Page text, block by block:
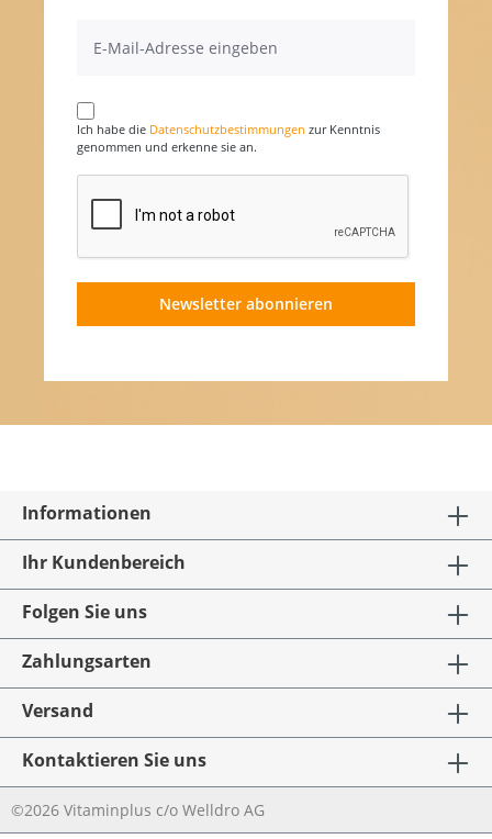
Ich habe die Datenschutzbestimmungen zur Kenntnis
genommen und erkenne sie an.
Newsletter abonnieren
Informationen
Ihr Kundenbereich
Folgen Sie uns
Zahlungsarten
Versand
Kontaktieren Sie uns
©2026 Vitaminplus c/o Welldro AG